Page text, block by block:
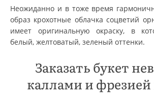
Неожиданно и в тоже время
образ крохотные облачка соцветий
имеет оригинальную окраску, в
белый, желтоватый, зеленый оттенки.
Заказать букет
каллами и фрезией